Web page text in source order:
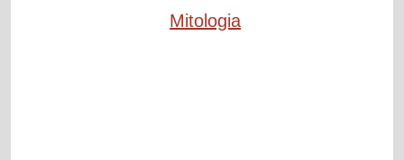
Mitologia